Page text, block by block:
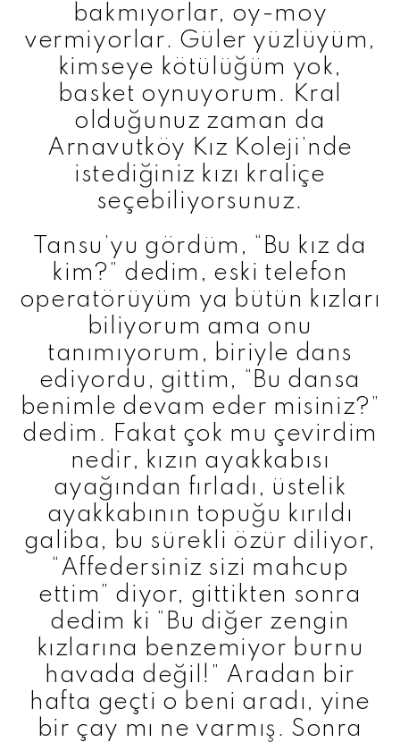
bakmıyorlar, oy-moy
vermiyorlar. Güler yüzlüyüm,
kimseye kötülüğüm yok,
basket oynuyorum. Kral
olduğunuz zaman da
Arnavutköy Kız Koleji’nde
istediğiniz kızı kraliçe
seçebiliyorsunuz.
Tansu’yu gördüm, “Bu kız da
kim?” dedim, eski telefon
operatörüyüm ya bütün kızları
biliyorum ama onu
tanımıyorum, biriyle dans
ediyordu, gittim, “Bu dansa
benimle devam eder misiniz?”
dedim. Fakat çok mu çevirdim
nedir, kızın ayakkabısı
ayağından fırladı, üstelik
ayakkabının topuğu kırıldı
galiba, bu sürekli özür diliyor,
“Affedersiniz sizi mahcup
ettim” diyor, gittikten sonra
dedim ki “Bu diğer zengin
kızlarına benzemiyor burnu
havada değil!” Aradan bir
hafta geçti o beni aradı, yine
bir çay mı ne varmış. Sonra